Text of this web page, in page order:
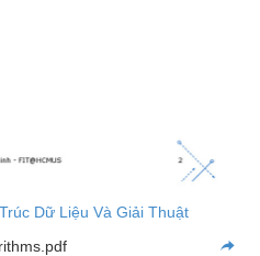
Dữ Liệu Và Giải Thuật